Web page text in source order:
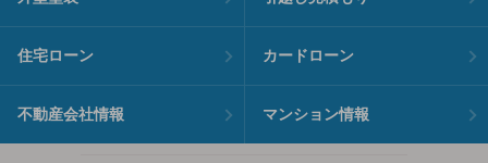
住宅ローン カードローン
不動産会社情報 マンション情報